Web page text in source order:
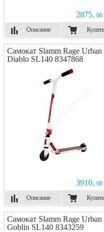
2875, 00
Описание
Купить
Самокат Slamm Rage Urban
Diablo SL140 8347868
3910, 00
Описание
Купить
Самокат Slamm Rage Urban
Goblin SL140 8343259